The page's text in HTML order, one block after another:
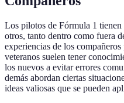
Los pilotos de Fórmula 1
otros, tanto dentro como fuera
experiencias de los
veteranos suelen tener
los nuevos a evitar errores
demás abordan ciertas
ideas valiosas que se pueden